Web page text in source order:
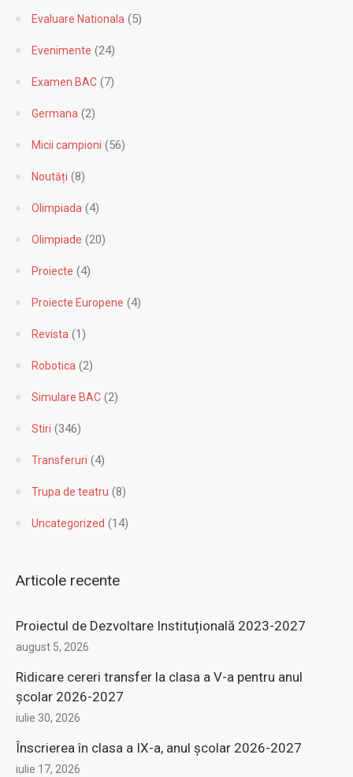
Evaluare Nationala (5)
Evenimente (24)
Examen BAC (7)
Germana (2)
Micii campioni (56)
Noutăți (8)
Olimpiada (4)
Olimpiade (20)
Proiecte (4)
Proiecte Europene (4)
Revista (1)
Robotica (2)
Simulare BAC (2)
Stiri (346)
Transferuri (4)
Trupa de teatru (8)
Uncategorized (14)
Articole recente
Proiectul de Dezvoltare Instituțională 2023-2027
august 5, 2026
Ridicare cereri transfer la clasa a V-a pentru anul
şcolar 2026-2027
iulie 30, 2026
Înscrierea în clasa a IX-a, anul şcolar 2026-2027
iulie 17, 2026